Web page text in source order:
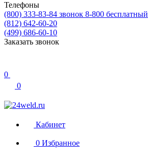
Телефоны
(800) 333-83-84 звонок 8-800 бесплатный
(812) 642-60-20
(499) 686-60-10
Заказать звонок
0
0
Кабинет
0 Избранное